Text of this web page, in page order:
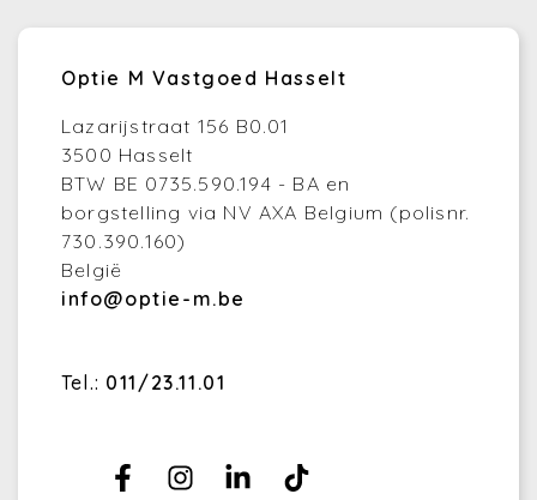
Optie M Vastgoed Hasselt
Lazarijstraat 156 B0.01
3500 Hasselt
BTW BE 0735.590.194 - BA en
borgstelling via NV AXA Belgium (polisnr.
730.390.160)
België
info@optie-m.be
Tel.: 011/23.11.01